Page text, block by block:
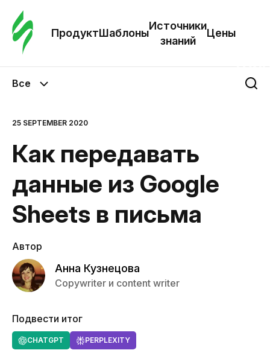
ПродуктШаблоны
Источники
знаний
Цены
Все
25 SEPTEMBER 2020
Как передавать
данные из Google
Sheets в письма
Автор
Анна Кузнецова
Copywriter и content writer
Подвести итог
CHATGPT PERPLEXITY